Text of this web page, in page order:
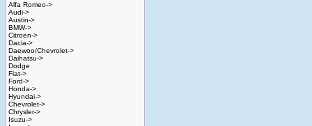
Alfa Romeo->
Audi->
Austin->
BMW->
Citroen->
Dacia->
Daewoo/Chevrolet->
Daihatsu->
Dodge
Fiat->
Ford->
Honda->
Hyundai->
Chevrolet->
Chrysler->
Isuzu->